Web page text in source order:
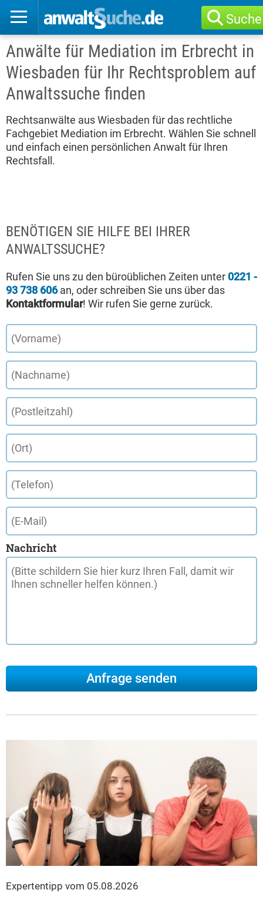
Suche
Anwälte für Mediation im Erbrecht in
Wiesbaden für Ihr Rechtsproblem auf
Anwaltssuche finden
Rechtsanwälte aus Wiesbaden für das rechtliche
Fachgebiet Mediation im Erbrecht. Wählen Sie schnell
und einfach einen persönlichen Anwalt für Ihren
Rechtsfall.
BENÖTIGEN SIE HILFE BEI IHRER
ANWALTSSUCHE?
Rufen Sie uns zu den büroüblichen Zeiten unter 0221 -
93 738 606an, oder schreiben Sie uns über das
Kontaktformular! Wir rufen Sie gerne zurück.
Nachricht
Expertentipp vom 05.08.2026